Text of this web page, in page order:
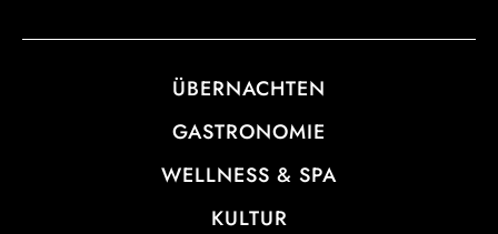
ÜBERNACHTEN
GASTRONOMIE
WELLNESS & SPA
KULTUR